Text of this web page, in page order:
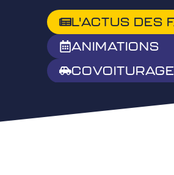
L'ACTUS DES
ANIMATIONS
COVOITURAGE